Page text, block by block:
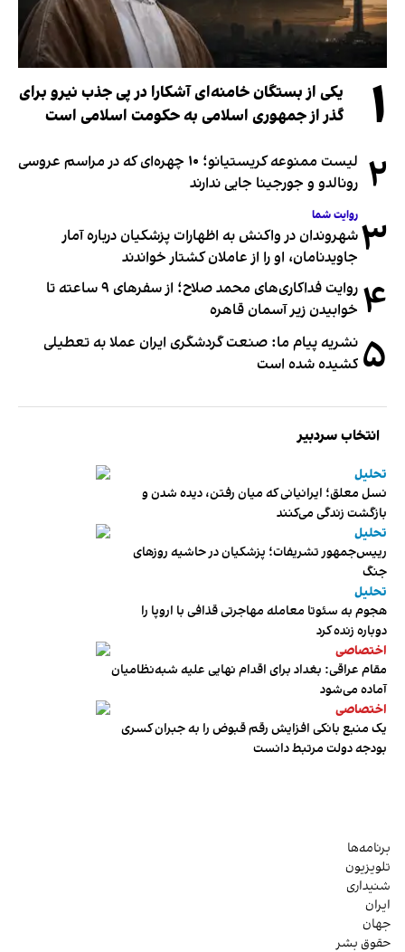
۱
یکی از بستگان خامنه‌ای آشکارا در پی جذب نیرو برای
گذر از جمهوری اسلامی به حکومت اسلامی است
۲
لیست ممنوعه کریستیانو؛ ۱۰ چهره‌ای که در مراسم عروسی
رونالدو و جورجینا جایی ندارند
۳ روایت شما
شهروندان در واکنش به اظهارات پزشکیان درباره آمار
جاویدنامان، او را از عاملان کشتار خواندند
۴
روایت فداکاری‌های محمد صلاح؛ از سفرهای ۹ ساعته تا
خوابیدن زیر آسمان قاهره
۵ نشریه پیام ما: صنعت گردشگری ایران عملا به تعطیلی
کشیده شده است
انتخاب سردبیر
تحلیل
نسل معلق؛ ایرانیانی که میان رفتن، دیده شدن و
بازگشت زندگی می‌کنند
تحلیل
رییس‌جمهور تشریفات؛ پزشکیان در حاشیه روزهای
جنگ
تحلیل
هجوم به سئوتا معامله مهاجرتی قذافی با اروپا را
دوباره زنده کرد
اختصاصی
مقام عراقی: بغداد برای اقدام نهایی علیه شبه‌نظامیان
آماده می‌شود
اختصاصی
یک منبع بانکی افزایش رقم قبوض را به جبران کسری
بودجه دولت مرتبط دانست
برنامه‌ها
تلویزیون
شنیداری
ایران
جهان
حقوق بشر